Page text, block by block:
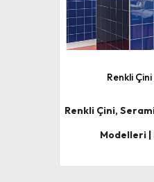
Renkli
Renkli Çini,
Modelleri |